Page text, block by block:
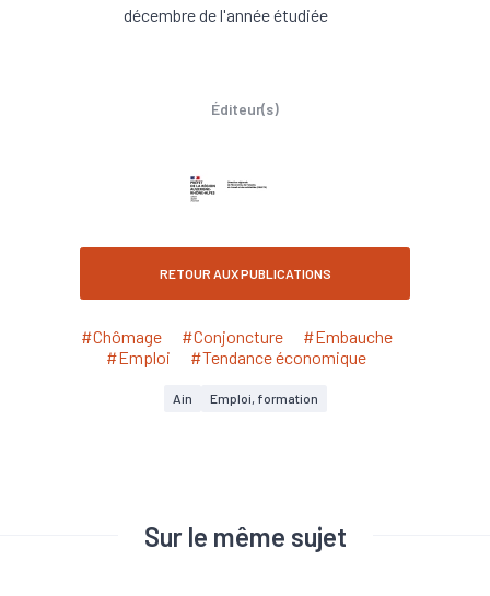
décembre de l'année étudiée
Éditeur(s)
RETOUR AUX PUBLICATIONS
#Chômage #Conjoncture
#Embauche
#Emploi
#Tendance économique
Ain Emploi, formation
Sur le même sujet